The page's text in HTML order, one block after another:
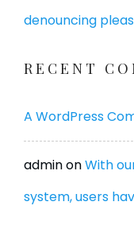
denouncing
RECENT
A WordPress
adminonWith
system, users